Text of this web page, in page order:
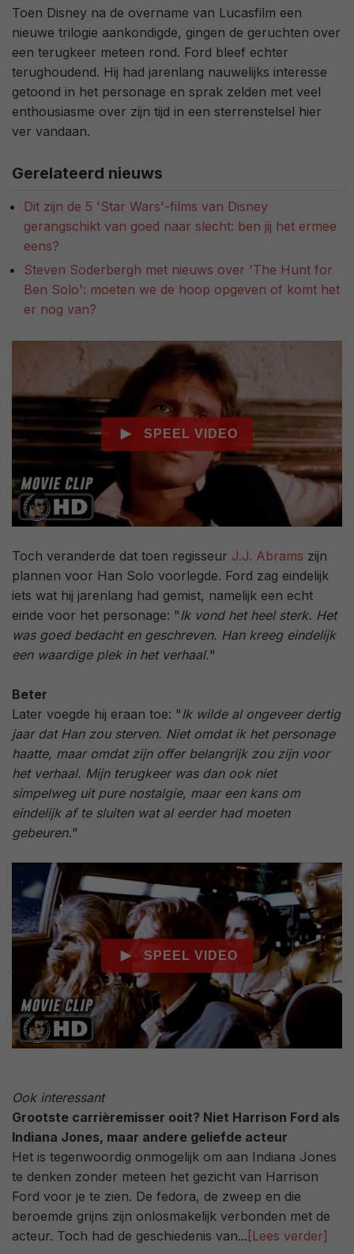
Toen Disney na de overname van Lucasfilm een
nieuwe trilogie aankondigde, gingen de geruchten over
een terugkeer meteen rond. Ford bleef echter
terughoudend. Hij had jarenlang nauwelijks interesse
getoond in het personage en sprak zelden met veel
enthousiasme over zijn tijd in een sterrenstelsel hier
ver vandaan.
Gerelateerd nieuws
Dit zijn de 5 'Star Wars'-films van Disney
gerangschikt van goed naar slecht: ben jij het ermee
eens?
Steven Soderbergh met nieuws over 'The Hunt for
Ben Solo': moeten we de hoop opgeven of komt het
er nog van?
Toch veranderde dat toen regisseur J.J. Abrams zijn
plannen voor Han Solo voorlegde. Ford zag eindelijk
iets wat hij jarenlang had gemist, namelijk een echt
einde voor het personage: "Ik vond het heel sterk. Het
was goed bedacht en geschreven. Han kreeg eindelijk
een waardige plek in het verhaal."
Beter
Later voegde hij eraan toe: "Ik wilde al ongeveer dertig
jaar dat Han zou sterven. Niet omdat ik het personage
haatte, maar omdat zijn offer belangrijk zou zijn voor
het verhaal. Mijn terugkeer was dan ook niet
simpelweg uit pure nostalgie, maar een kans om
eindelijk af te sluiten wat al eerder had moeten
gebeuren."
Ook interessant
Grootste carrièremisser ooit? Niet Harrison Ford als
Indiana Jones, maar andere geliefde acteur
Het is tegenwoordig onmogelijk om aan Indiana Jones
te denken zonder meteen het gezicht van Harrison
Ford voor je te zien. De fedora, de zweep en die
beroemde grijns zijn onlosmakelijk verbonden met de
acteur. Toch had de geschiedenis van... [Lees verder]